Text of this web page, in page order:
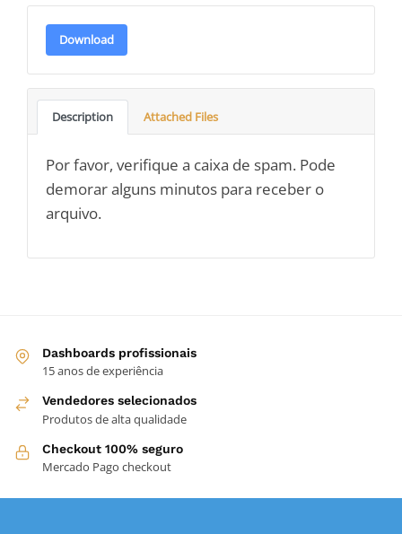
Download
Description Attached Files
Por favor, verifique a caixa de spam. Pode
demorar alguns minutos para receber o
arquivo.
Dashboards profissionais
15 anos de experiência
Vendedores selecionados
Produtos de alta qualidade
Checkout 100% seguro
Mercado Pago checkout